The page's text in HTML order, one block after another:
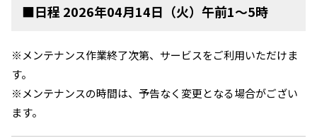
■日程 2026年04月14日（火）午前1～5時
※メンテナンス作業終了次第、サービスをご利用いただけま
す。
※メンテナンスの時間は、予告なく変更となる場合がござい
ます。